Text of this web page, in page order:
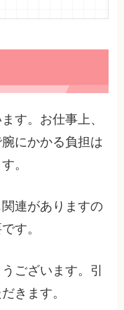
す。お仕事上、
にかかる負担は
。
連がありますの
す。
ございます。引
きます。